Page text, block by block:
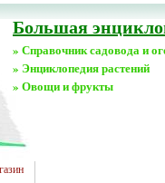
Большая
» Справочник садовода и
» Энциклопедия растений
» Овощи и фрукты